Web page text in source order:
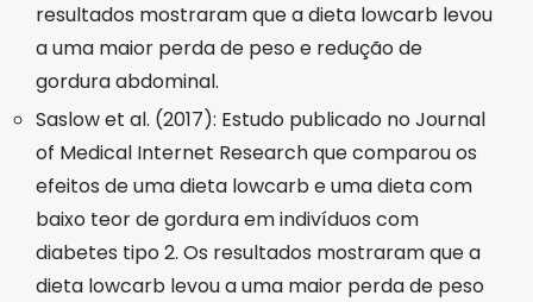
resultados mostraram que a dieta lowcarb levou
a uma maior perda de peso e redução de
gordura abdominal.
Saslow et al. (2017): Estudo publicado no Journal
of Medical Internet Research que comparou os
efeitos de uma dieta lowcarb e uma dieta com
baixo teor de gordura em indivíduos com
diabetes tipo 2. Os resultados mostraram que a
dieta lowcarb levou a uma maior perda de peso